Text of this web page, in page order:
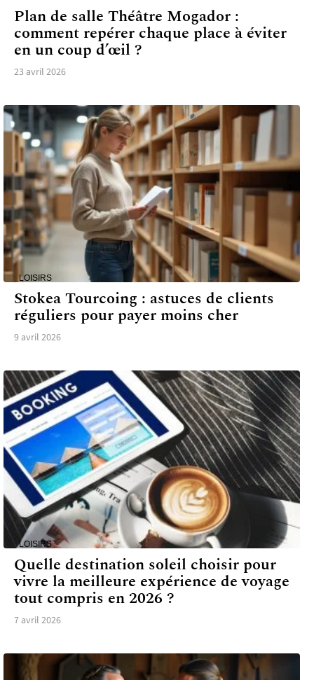
Plan de salle Théâtre Mogador :
comment repérer chaque place à éviter
en un coup d’œil ?
23 avril 2026
LOISIRS
Stokea Tourcoing : astuces de clients
réguliers pour payer moins cher
9 avril 2026
LOISIRS
Quelle destination soleil choisir pour
vivre la meilleure expérience de voyage
tout compris en 2026 ?
7 avril 2026